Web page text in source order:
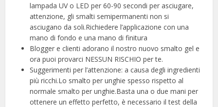
lampada UV o LED per 60-90 secondi per asciugare,
attenzione, gli smalti semipermanenti non si
asciugano da soli.Richiedere l’applicazione con una
mano di fondo e una mano di finitura
Blogger e clienti adorano il nostro nuovo smalto gel e
ora puoi provarci NESSUN RISCHIO per te.
Suggerimenti per l’attenzione: a causa degli ingredienti
più ricchi.Lo smalto per unghie spesso rispetto al
normale smalto per unghie.Basta una o due mani per
ottenere un effetto perfetto, è necessario il test della